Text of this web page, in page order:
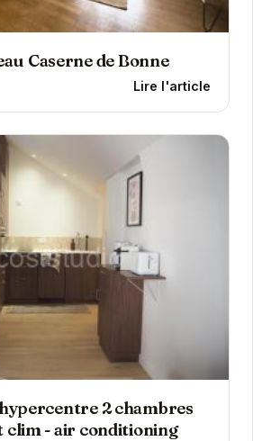
Caserne de Bonne
Lire l'article
2 chambres
clim - air conditioning